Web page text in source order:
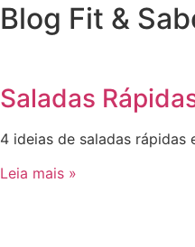
Blog Fit &
Saladas
4 ideias de saladas
Leia mais »